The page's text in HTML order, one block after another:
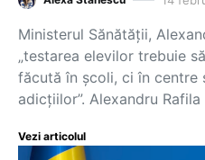
Ministerul Sănătății,
„testarea elevilor trebuie
făcută în școli, ci în centre
adicțiilor”. Alexandru
Vezi articolul